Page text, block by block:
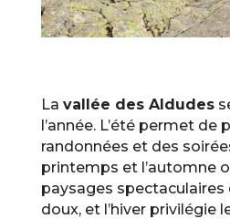
La vallée des Aldudes
l’année. L’été permet de
randonnées et des
printemps et l’automne
paysages
doux, et l’hiver privilégie